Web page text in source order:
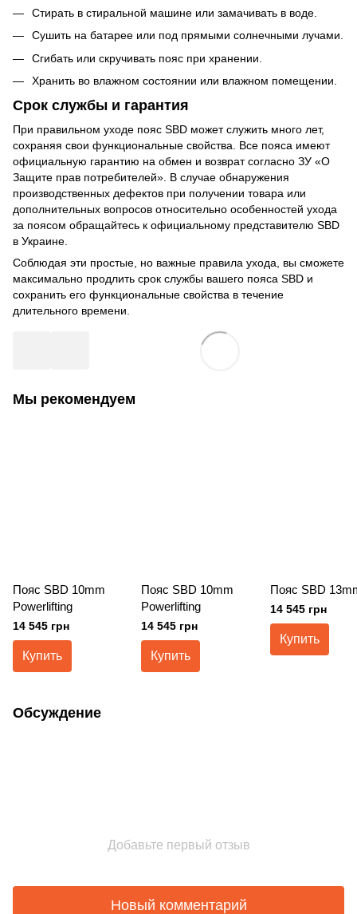
Стирать в стиральной машине или замачивать в воде.
Сушить на батарее или под прямыми солнечными лучами.
Сгибать или скручивать пояс при хранении.
Хранить во влажном состоянии или влажном помещении.
Срок службы и гарантия
При правильном уходе пояс SBD может служить много лет,
сохраняя свои функциональные свойства. Все пояса имеют
официальную гарантию на обмен и возврат согласно ЗУ «О
Защите прав потребителей». В случае обнаружения
производственных дефектов при получении товара или
дополнительных вопросов относительно особенностей ухода
за поясом обращайтесь к официальному представителю SBD
в Украине.
Соблюдая эти простые, но важные правила ухода, вы сможете
максимально продлить срок службы вашего пояса SBD и
сохранить его функциональные свойства в течение
длительного времени.
Мы рекомендуем
Пояс SBD 10mm
Powerlifting
14 545 грн
Купить
Пояс SBD 10mm
Powerlifting
14 545 грн
Купить
Пояс SBD
14 545 грн
Купить
Обсуждение
Добавьте первый отзыв
Новый комментарий